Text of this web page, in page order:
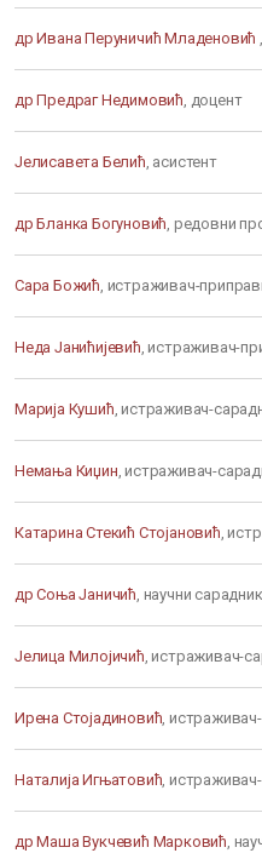
др Ивана Перуничић Младеновић
др Предраг Недимовић, доцент
Јелисавета Белић, асистент
др Бланка Богуновић, редовни
Сара Божић, истраживач-
Неда Јанићијевић, истраживач-
Марија Кушић, истраживач-
Немања Киџин, истраживач-
Катарина Стекић Стојановић,
др Соња Јаничић, научни сарадник
Јелица Милојичић, истраживач-
Ирена Стојадиновић,
Наталија Игњатовић,
др Маша Вукчевић Марковић,